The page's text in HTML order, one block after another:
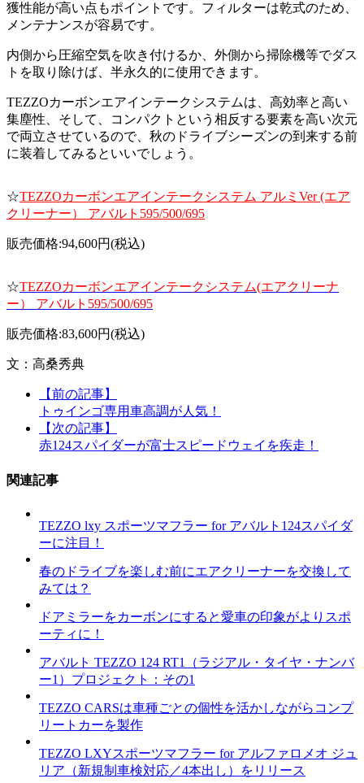
獲性能が高い点もポイントです。フィルターは乾式のため、
メンテナンスが容易です。
内側から圧縮空気を吹き付けるか、外側から掃除機等でダス
トを取り除けば、半永久的に使用できます。
TEZZOカーボンエアインテークシステムは、高効率と高い
集塵性、そして、コンパクトという相反する要素を高い次元
で両立させているので、秋のドライブシーズンの到来する前
に装着してみるといいでしょう。
☆TEZZOカーボンエアインテークシステム アルミVer (エア
クリーナー） アバルト595/500/695
販売価格:94,600円(税込)
☆TEZZOカーボンエアインテークシステム(エアクリーナ
ー） アバルト595/500/695
販売価格:83,600円(税込)
文：高桑秀典
【前の記事】
トゥインゴ専用車高調が人気！
【次の記事】
赤124スパイダーが富士スピードウェイを疾走！
関連記事
TEZZO lxy スポーツマフラー for アバルト124スパイダ
ーに注目！
春のドライブを楽しむ前にエアクリーナーを交換して
みては？
ドアミラーをカーボンにすると愛車の印象がよりスポ
ーティに！
アバルト TEZZO 124 RT1（ラジアル・タイヤ・ナンバ
ー1）プロジェクト：その1
TEZZO CARSは車種ごとの個性を活かしながらコンプ
リートカーを製作
TEZZO LXYスポーツマフラー for アルファロメオ ジュ
リア（新規制車検対応／4本出し）をリリース